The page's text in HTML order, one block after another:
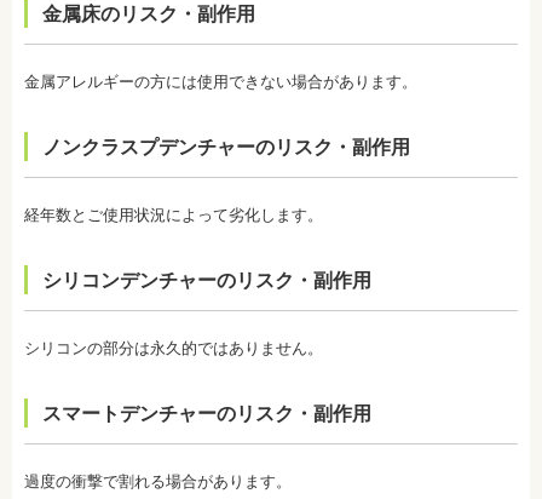
歯学博士（口腔外科学）
することが可能です。特に、塗布する時期に制限が
監修医情報 菊地由利佳先生
新潟大学医歯学総合病院にて研修
・ホワイトニング剤の影響で知覚過敏がおこるケー
スがあります。薬剤が歯の神経に強い刺激を与えて
ィスホワイトニングで使用する薬剤はホームホワイ
・歯科で行うホワイトニングでも1回の施術で思った
す。歯の厚みの違いやホワイトニングの作用が出に
に起こるということではなく、個人差が大きいた
続けていくことで目立たなくなることが多いです。
・白さを維持するためにはメンテナンスが必要にな
・ホワイトニングは、歯の表面が荒れる、知覚過敏
金属床のリスク・副作用
金属アレルギーの方には使用できない場合があります。
ノンクラスプデンチャーのリスク・副作用
経年数とご使用状況によって劣化します。
シリコンデンチャーのリスク・副作用
シリコンの部分は永久的ではありません。
スマートデンチャーのリスク・副作用
過度の衝撃で割れる場合があります。